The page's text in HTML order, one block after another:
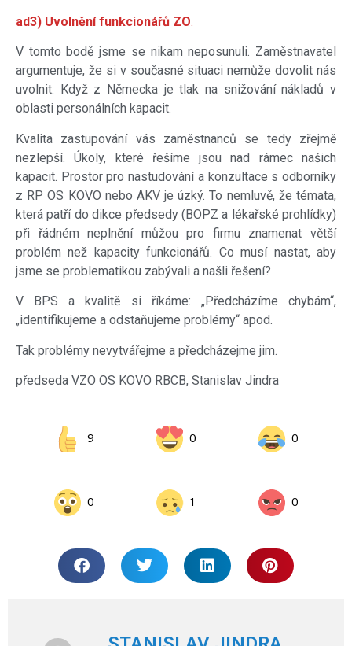
ad3) Uvolnění funkcionářů ZO.
V tomto bodě jsme se nikam neposunuli. Zaměstnavatel
argumentuje, že si v současné situaci nemůže dovolit nás
uvolnit. Když z Německa je tlak na snižování nákladů v
oblasti personálních kapacit.
Kvalita zastupování vás zaměstnanců se tedy zřejmě
nezlepší. Úkoly, které řešíme jsou nad rámec našich
kapacit. Prostor pro nastudování a konzultace s odborníky
z RP OS KOVO nebo AKV je úzký. To nemluvě, že témata,
která patří do dikce předsedy (BOPZ a lékařské prohlídky)
při řádném neplnění můžou pro firmu znamenat větší
problém než kapacity funkcionářů. Co musí nastat, aby
jsme se problematikou zabývali a našli řešení?
V BPS a kvalitě si říkáme: „Předcházíme chybám“,
„identifikujeme a odstaňujeme problémy“ apod.
Tak problémy nevytvářejme a předcházejme jim.
předseda VZO OS KOVO RBCB, Stanislav Jindra
9 0 0
0 1 0